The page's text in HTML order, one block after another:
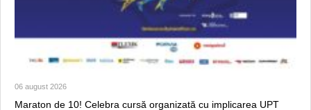
06 august 2026
Maraton de 10! Celebra cursă organizată cu implicarea UPT